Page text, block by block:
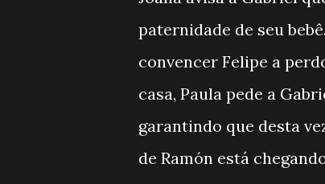
paternidade de seu
convencer Felipe a
casa, Paula pede a
garantindo que desta
de Ramón está